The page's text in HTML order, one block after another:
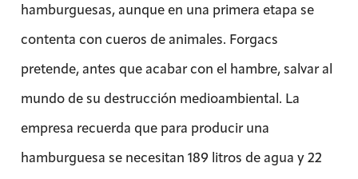
hamburguesas, aunque en una primera etapa se
contenta con cueros de animales. Forgacs
pretende, antes que acabar con el hambre, salvar al
mundo de su destrucción medioambiental. La
empresa recuerda que para producir una
hamburguesa se necesitan 189 litros de agua y 22